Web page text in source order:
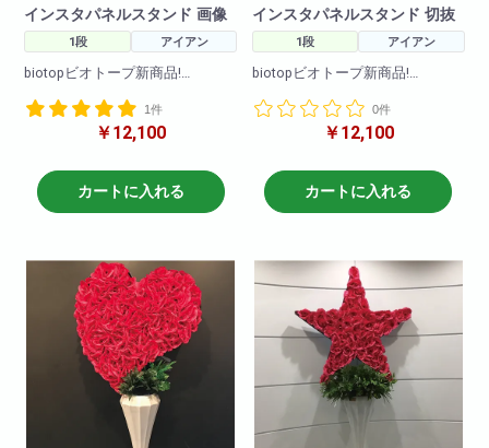
インスタパネルスタンド 画像
1段 アイアン
biotopビオトープ新商品!
大人気のインスタパネルスタン
真ん中の画像は切り抜きバージ
ョンと画像はめ込みバージョン
とお選びいただけます。世界に
1件
￥12,100
カートに入れる
インスタパネルスタンド 切抜
1段 アイアン
biotopビオトープ新商品!
大人気のインスタパネルスタン
真ん中の画像は切り抜きバージ
ョンと画像はめ込みバージョン
とお選びいただけます。世界に
0件
￥12,100
カートに入れる